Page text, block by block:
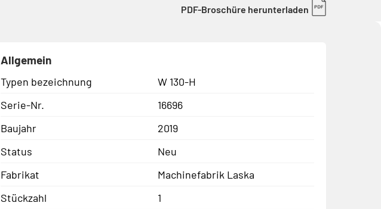
PDF-Broschüre herunterladen
Allgemein
Typen bezeichnung
W 130-H
Serie-Nr.
16696
Baujahr
2019
Status
Neu
Fabrikat
Machinefabrik Laska
Stückzahl
1